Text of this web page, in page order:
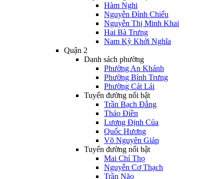
Hàm Nghi
Nguyễn Đình Chiểu
Nguyễn Thị Minh Khai
Hai Bà Trưng
Nam Kỳ Khởi Nghĩa
Quận 2
Danh sách phường
Phường An Khánh
Phường Bình Trưng
Phường Cát Lái
Tuyến đường nổi bật
Trần Bạch Đằng
Thảo Điền
Lương Định Của
Quốc Hương
Võ Nguyên Giáp
Tuyến đường nổi bật
Mai Chí Thọ
Nguyễn Cơ Thạch
Trần Não